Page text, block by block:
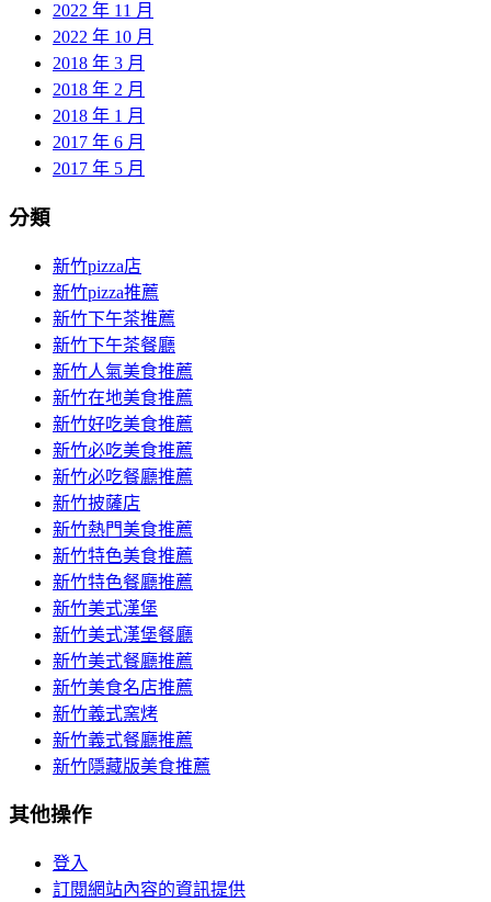
2022 年 11 月
2022 年 10 月
2018 年 3 月
2018 年 2 月
2018 年 1 月
2017 年 6 月
2017 年 5 月
分類
新竹pizza店
新竹pizza推薦
新竹下午茶推薦
新竹下午茶餐廳
新竹人氣美食推薦
新竹在地美食推薦
新竹好吃美食推薦
新竹必吃美食推薦
新竹必吃餐廳推薦
新竹披薩店
新竹熱門美食推薦
新竹特色美食推薦
新竹特色餐廳推薦
新竹美式漢堡
新竹美式漢堡餐廳
新竹美式餐廳推薦
新竹美食名店推薦
新竹義式窯烤
新竹義式餐廳推薦
新竹隱藏版美食推薦
其他操作
登入
訂閱網站內容的資訊提供